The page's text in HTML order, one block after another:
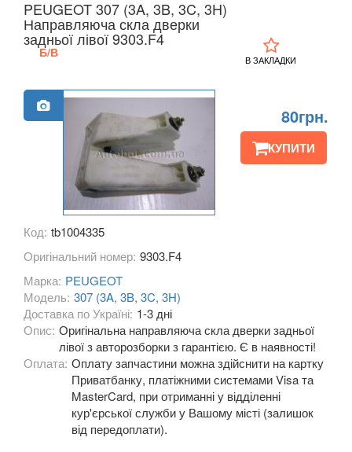
KIA
LANCIA
LAND ROVER
LEXUS keyboard_arrow_down
keyboard_arrow_down
MASERATI
MAZDA
MERCEDES-BENZ
MINI
MITSUBISHI
NISSAN keyboard_arrow_down
keyboard_arrow_down
PEUGEOT keyboard_arrow_down
PEUGEOT 307 (3A, 3B, 3C, 3H)
Направляюча скла дверки
задньої лівої 9303.F4
Б/В
80грн.
КУПИТИ
В ЗАКЛАДКИ
Код: tb1004335
Оригінальний номер: 9303.F4
Марка: PEUGEOT
Модель: 307 (3A, 3B, 3C, 3H)
Доставка по Україні: 1-3 дні
Опис: Оригінальна направляюча скла дверки задньої
лівої з авторозборки з гарантією. Є в наявності!
Оплата: Оплату запчастини можна здійснити на картку
Приватбанку, платіжними системами Visa та
MasterCard, при отриманні у відділенні
кур'єрської служби у Вашому місті (залишок
від передоплати).